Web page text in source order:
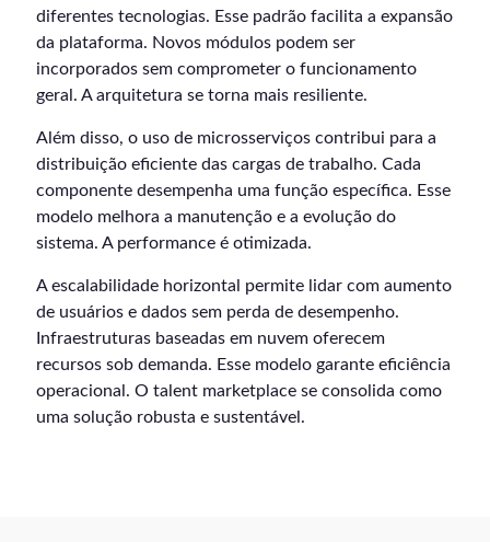
diferentes tecnologias. Esse padrão facilita a expansão
da plataforma. Novos módulos podem ser
incorporados sem comprometer o funcionamento
geral. A arquitetura se torna mais resiliente.
Além disso, o uso de microsserviços contribui para a
distribuição eficiente das cargas de trabalho. Cada
componente desempenha uma função específica. Esse
modelo melhora a manutenção e a evolução do
sistema. A performance é otimizada.
A escalabilidade horizontal permite lidar com aumento
de usuários e dados sem perda de desempenho.
Infraestruturas baseadas em nuvem oferecem
recursos sob demanda. Esse modelo garante eficiência
operacional. O talent marketplace se consolida como
uma solução robusta e sustentável.